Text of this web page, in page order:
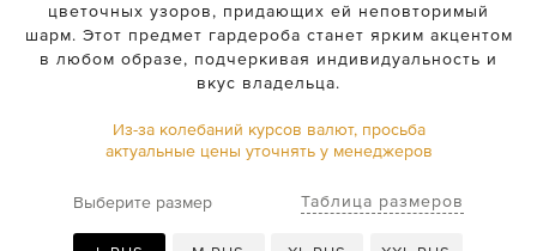
цветочных узоров, придающих ей неповторимый
шарм. Этот предмет гардероба станет ярким акцентом
в любом образе, подчеркивая индивидуальность и
вкус владельца.
Из-за колебаний курсов валют, просьба
актуальные цены уточнять у менеджеров
Выберите размер Таблица размеров